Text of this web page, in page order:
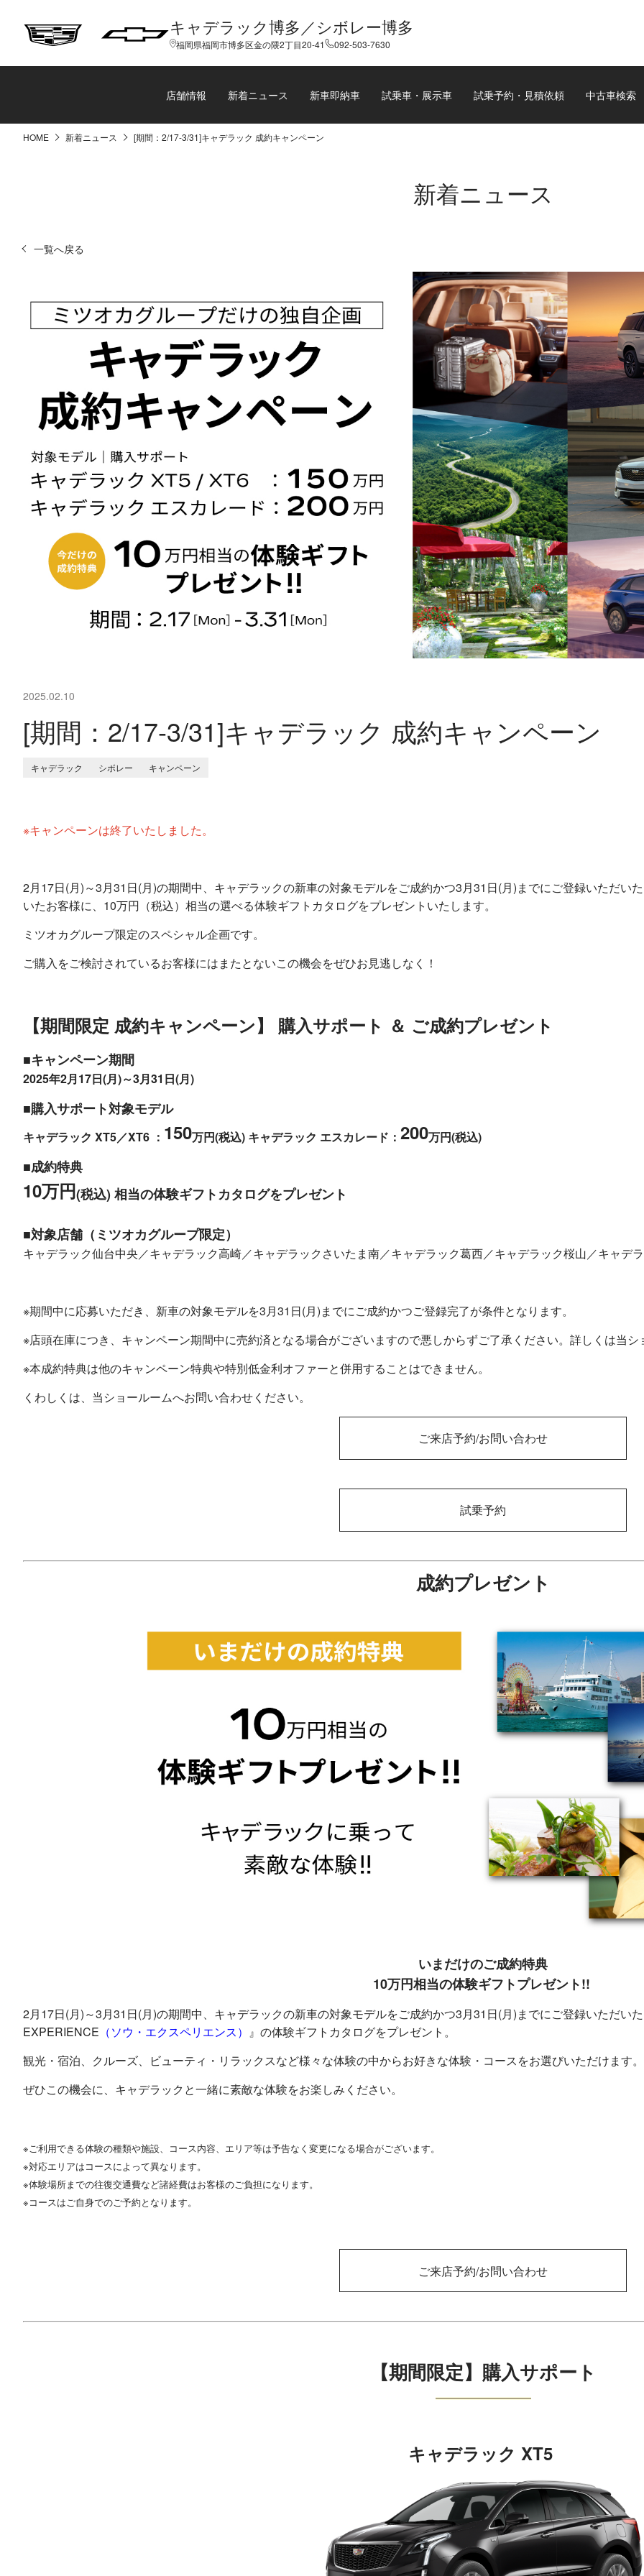
キャデラック博多／シボレー博多
福岡県福岡市博多区金の隈2丁目20-41 092-503-7630
店舗情報 新着ニュース 新車即納車 試乗車・展示車 試乗予約・見積依頼 中古車検索
HOME 新着ニュース [期間：2/17-3/31]キャデラック 成約キャンペーン
新着ニュース
一覧へ戻る
2025.02.10
[期間：2/17-3/31]キャデラック 成約キャンペーン
キャデラック シボレー キャンペーン
※キャンペーンは終了いたしました。
2月17日(月)～3月31日(月)の期間中、キャデラックの新車の対象モデルをご成約かつ3月31日(月)までにご登録いただい
いたお客様に、10万円（税込）相当の選べる体験ギフトカタログをプレゼントいたします。
ミツオカグループ限定のスペシャル企画です。
ご購入をご検討されているお客様にはまたとないこの機会をぜひお見逃しなく！
【期間限定 成約キャンペーン】 購入サポート ＆ ご成約プレゼント
■キャンペーン期間
2025年2月17日(月)～3月31日(月)
■購入サポート対象モデル
キャデラック XT5／XT6 ： 150万円(税込) キャデラック エスカレード： 200万円(税込)
■成約特典
10万円(税込) 相当の体験ギフトカタログをプレゼント
■対象店舗（ミツオカグループ限定）
キャデラック仙台中央／キャデラック高崎／キャデラックさいたま南／キャデラック葛西／キャデラック桜山／キャデ
※期間中に応募いただき、新車の対象モデルを3月31日(月)までにご成約かつご登録完了が条件となります。
※店頭在庫につき、キャンペーン期間中に売約済となる場合がございますので悪しからずご了承ください。詳しくは当
※本成約特典は他のキャンペーン特典や特別低金利オファーと併用することはできません。
くわしくは、当ショールームへお問い合わせください。
ご来店予約/お問い合わせ
試乗予約
成約プレゼント
いまだけのご成約特典
10万円相当の体験ギフトプレゼント!!
2月17日(月)～3月31日(月)の期間中、キャデラックの新車の対象モデルをご成約かつ3月31日(月)までにご登録いただい
EXPERIENCE （ソウ・エクスペリエンス） 』 の体験ギフトカタログをプレゼント。
観光・宿泊、クルーズ、ビューティ・リラックスなど様々な体験の中からお好きな体験・コースをお選びいただけます。
ぜひこの機会に、キャデラックと一緒に素敵な体験をお楽しみください。
※ご利用できる体験の種類や施設、コース内容、エリア等は予告なく変更になる場合がございます。
※対応エリアはコースによって異なります。
※体験場所までの往復交通費など諸経費はお客様のご負担になります。
※コースはご自身でのご予約となります。
ご来店予約/お問い合わせ
【期間限定】購入サポート
キャデラック XT5